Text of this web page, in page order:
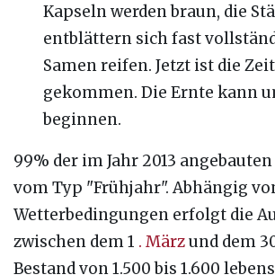
Kapseln werden braun, die
entblättern sich fast
Samen reifen. Jetzt ist die
gekommen. Die Ernte kann
beginnen.
99% der im Jahr 2013
vom Typ "Frühjahr". Abhängig
Wetterbedingungen erfolgt die
zwischen dem 1 . Märzund dem
Bestand von 1.500 bis 1.600